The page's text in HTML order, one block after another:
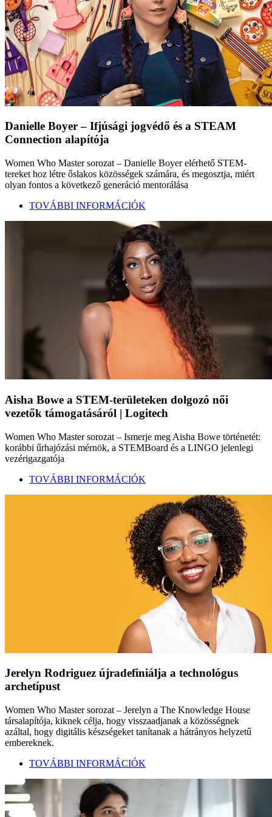
Danielle Boyer – Ifjúsági jogvédő és a STEAM
Connection alapítója
Women Who Master sorozat – Danielle Boyer elérhető STEM-
tereket hoz létre őslakos közösségek számára, és megosztja, miért
olyan fontos a következő generáció mentorálása
TOVÁBBI INFORMÁCIÓK
Aisha Bowe a STEM-területeken dolgozó női
vezetők támogatásáról | Logitech
Women Who Master sorozat – Ismerje meg Aisha Bowe történetét:
korábbi űrhajózási mérnök, a STEMBoard és a LINGO jelenlegi
vezérigazgatója
TOVÁBBI INFORMÁCIÓK
Jerelyn Rodriguez újradefiniálja a technológus
archetípust
Women Who Master sorozat – Jerelyn a The Knowledge House
társalapítója, kiknek célja, hogy visszaadjanak a közösségnek
azáltal, hogy digitális készségeket tanítanak a hátrányos helyzetű
embereknek.
TOVÁBBI INFORMÁCIÓK